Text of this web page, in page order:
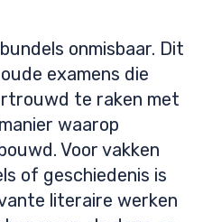
onmisbaar. Dit
examens die
te raken met
waarop
Voor vakken
of geschiedenis is
literaire werken